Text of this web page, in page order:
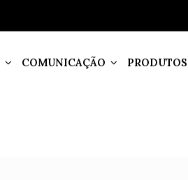
COMUNICAÇÃO PRODUTOS